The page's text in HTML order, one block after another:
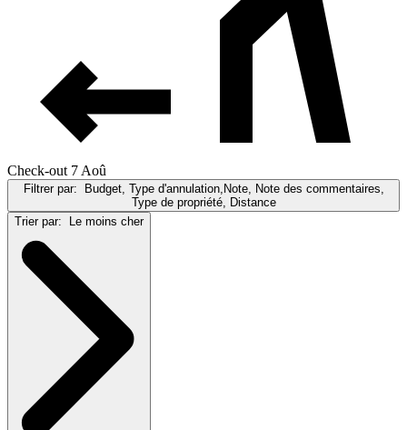
Check-out 7 Aoû
Filtrer par:
Budget, Type d'annulation,Note, Note des commentaires,
Type de propriété, Distance
Trier par:
Le moins cher